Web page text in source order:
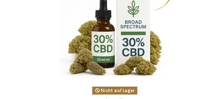
Nicht auf Lager